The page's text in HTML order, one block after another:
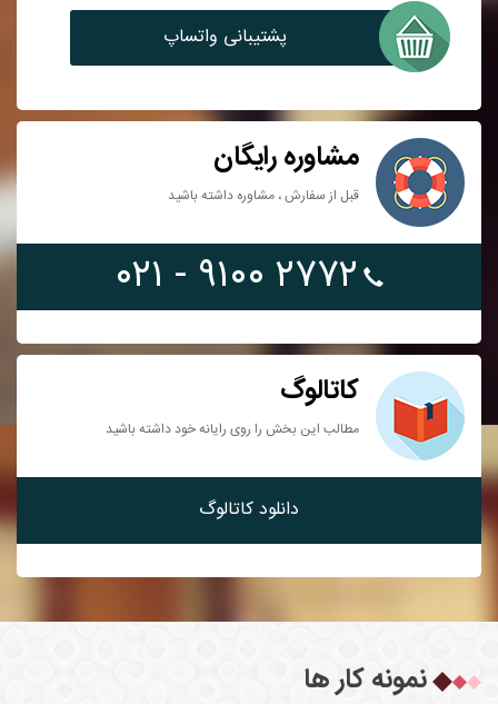
پشتیبانی واتساپ
مشاوره رایگان
قبل از سفارش ، مشاوره داشته باشید
۲۷۷۲ ۹۱۰۰ - ۰۲۱
کاتالوگ
مطالب این بخش را روی رایانه خود داشته باشید
دانلود کاتالوگ
نمونه کار ها